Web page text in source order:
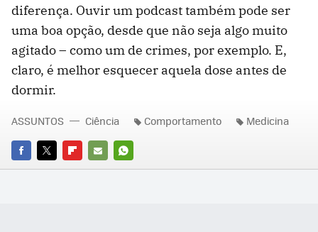
diferença. Ouvir um podcast também pode ser
uma boa opção, desde que não seja algo muito
agitado – como um de crimes, por exemplo. E,
claro, é melhor esquecer aquela dose antes de
dormir.
FACEBOOK
TWITTERFLIPBOARD
E-
WHATSAPP
ASSUNTOS Ciência Comportamento Medicina